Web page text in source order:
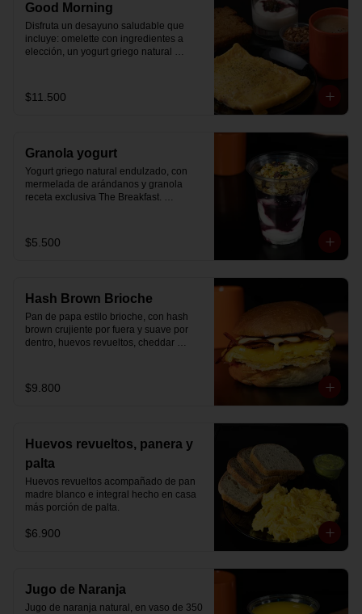
Good Morning
Disfruta un desayuno saludable que
incluye: omelette con ingredientes a
elección, un yogurt griego natural
Breakfast y granola (endulzada con
miel), más un café o té a elección y un
$11.500
Granola yogurt
Yogurt griego natural endulzado, con
mermelada de arándanos y granola
receta exclusiva The Breakfast.
$5.500
Hash Brown Brioche
Pan de papa estilo brioche, con hash
brown crujiente por fuera y suave por
dentro, huevos revueltos, cheddar
partir el día en modo desayuno buffet.
$9.800
Huevos revueltos, panera y
palta
Huevos revueltos acompañado de pan
madre blanco e integral hecho en casa
más porción de palta.
$6.900
Jugo de Naranja
Jugo de naranja natural, en vaso de 350